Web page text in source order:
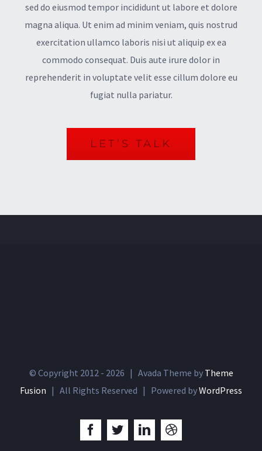
sed do eiusmod tempor incididunt ut labore et dolore
magna aliqua. Ut enim ad minim veniam, quis nostrud
exercitation ullamco laboris nisi ut aliquip ex ea
commodo consequat. Duis aute irure dolor in
reprehenderit in voluptate velit esse cillum dolore eu
fugiat nulla pariatur.
LET’S TALK
© Copyright 2012 - 2026 | Avada Theme by Theme
Fusion | All Rights Reserved | Powered byWordPress
Facebook
TwitterLinkedInDribbble